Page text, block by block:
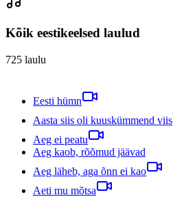
Kõik eestikeelsed laulud
725 laulu
Eesti hümn
Aasta siis oli kuuskümmend viis
Aeg ei peatu
Aeg kaob, rõõmud jäävad
Aeg läheb, aga õnn ei kao
Aeti mu mõtsa